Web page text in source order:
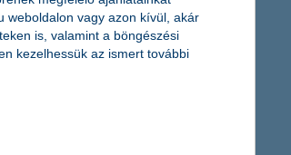
képest, a 2015-höz viszonyítva
közel másfélszeresére nőtt.
weboldalon vagy azon kívül, akár
is, valamint a böngészési
kezelhessük az ismert további